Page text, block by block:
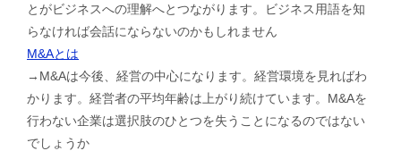
とがビジネスへの理解へとつながります。ビジネス用語を知
らなければ会話にならないのかもしれません
M&Aとは
→M&Aは今後、経営の中心になります。経営環境を見ればわ
かります。経営者の平均年齢は上がり続けています。M&Aを
行わない企業は選択肢のひとつを失うことになるのではない
でしょうか